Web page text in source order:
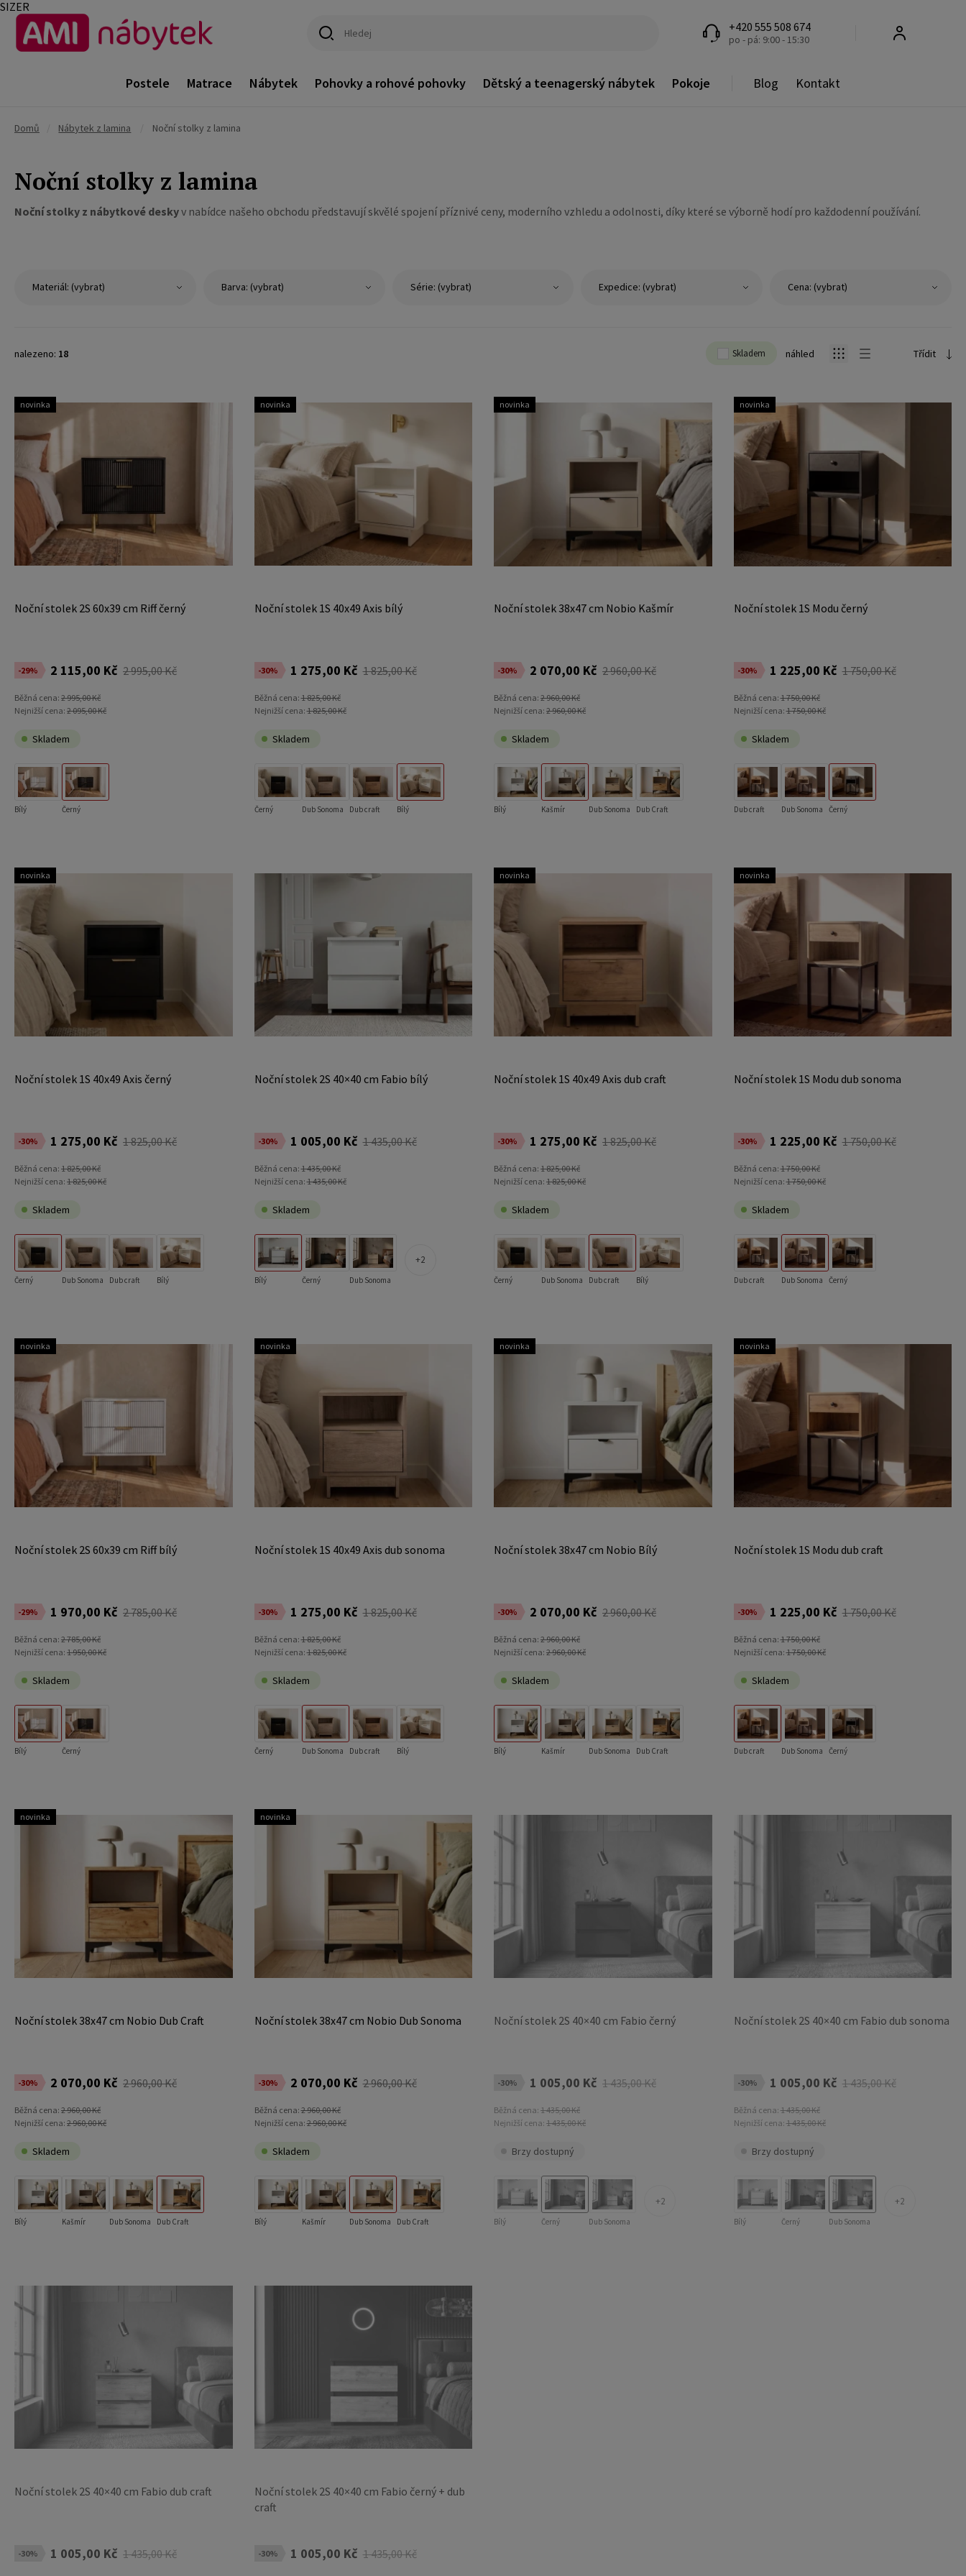
+420 555 508 674
po - pá: 9:00 - 15:30
Postele Matrace Nábytek Pohovky a rohové pohovky Dětský a teenagerský nábytek Pokoje Blog Kontakt
Domů Nábytek z lamina Noční stolky z lamina
Noční stolky z lamina
Noční stolky z nábytkové deskyv nabídce našeho obchodu představují skvělé spojení příznivé ceny, moderního vzhledu a odolnosti, díky které se výborně hodí pro každodenní používání.
Materiál: (vybrat) Barva: (vybrat) Série: (vybrat) Expedice: (vybrat) Cena: (vybrat)
nalezeno: 18 Skladem náhled Třídit
Noční stolek 2S 60x39 cm Riff černý
-29% 2 115,00 Kč 2 995,00 Kč
Běžná cena: 2 995,00 Kč
Nejnižší cena: 2 095,00 Kč
Skladem
Bílý Černý
novinka
Noční stolek 1S 40x49 Axis bílý
-30% 1 275,00 Kč 1 825,00 Kč
Běžná cena:1 825,00 Kč
Nejnižší cena:1 825,00 Kč
Skladem
Černý Dub Sonoma Dub craft Bílý
novinka
Noční stolek 38x47 cm Nobio Kašmír
-30% 2 070,00 Kč 2 960,00 Kč
Běžná cena: 2 960,00 Kč
Nejnižší cena: 2 960,00 Kč
Skladem
Bílý Kašmír Dub Sonoma Dub Craft
novinka
Noční stolek 1S Modu černý
-30% 1 225,00 Kč 1 750,00 Kč
Běžná cena:1 750,00 Kč
Nejnižší cena:1 750,00 Kč
Skladem
Dub craft Dub Sonoma Černý
novinka
Noční stolek 1S 40x49 Axis černý
-30% 1 275,00 Kč 1 825,00 Kč
Běžná cena: 1 825,00 Kč
Nejnižší cena: 1 825,00 Kč
Skladem
Černý Dub Sonoma Dub craft Bílý
novinka
Noční stolek 2S 40×40 cm Fabio bílý
-30% 1 005,00 Kč 1 435,00 Kč
Běžná cena:1 435,00 Kč
Nejnižší cena:1 435,00 Kč
Skladem
Bílý Černý Dub Sonoma
2
Noční stolek 1S 40x49 Axis dub craft
-30% 1 275,00 Kč 1 825,00 Kč
Běžná cena: 1 825,00 Kč
Nejnižší cena: 1 825,00 Kč
Skladem
Černý Dub Sonoma Dub craft Bílý
novinka
Noční stolek 1S Modu dub sonoma
-30% 1 225,00 Kč 1 750,00 Kč
Běžná cena:1 750,00 Kč
Nejnižší cena:1 750,00 Kč
Skladem
Dub craft Dub Sonoma Černý
novinka
Noční stolek 2S 60x39 cm Riff bílý
-29% 1 970,00 Kč 2 785,00 Kč
Běžná cena: 2 785,00 Kč
Nejnižší cena: 1 950,00 Kč
Skladem
Bílý Černý
novinka
Noční stolek 1S 40x49 Axis dub sonoma
-30% 1 275,00 Kč 1 825,00 Kč
Běžná cena:1 825,00 Kč
Nejnižší cena:1 825,00 Kč
Skladem
Černý Dub Sonoma Dub craft Bílý
novinka
Noční stolek 38x47 cm Nobio Bílý
-30% 2 070,00 Kč 2 960,00 Kč
Běžná cena: 2 960,00 Kč
Nejnižší cena: 2 960,00 Kč
Skladem
Bílý Kašmír Dub Sonoma Dub Craft
novinka
Noční stolek 1S Modu dub craft
-30% 1 225,00 Kč 1 750,00 Kč
Běžná cena:1 750,00 Kč
Nejnižší cena:1 750,00 Kč
Skladem
Dub craft Dub Sonoma Černý
novinka
Noční stolek 38x47 cm Nobio Dub Craft
-30% 2 070,00 Kč 2 960,00 Kč
Běžná cena: 2 960,00 Kč
Nejnižší cena: 2 960,00 Kč
Skladem
Bílý Kašmír Dub Sonoma Dub Craft
novinka
Noční stolek 38x47 cm Nobio Dub Sonoma
-30% 2 070,00 Kč 2 960,00 Kč
Běžná cena:2 960,00 Kč
Nejnižší cena:2 960,00 Kč
Skladem
Bílý Kašmír Dub Sonoma Dub Craft
novinka
Noční stolek 2S 40×40 cm Fabio černý
-30% 1 005,00 Kč 1 435,00 Kč
Běžná cena: 1 435,00 Kč
Nejnižší cena: 1 435,00 Kč
Brzy dostupný
Bílý Černý Dub Sonoma
2
Noční stolek 2S 40×40 cm Fabio dub sonoma
-30% 1 005,00 Kč 1 435,00 Kč
Běžná cena: 1 435,00 Kč
Nejnižší cena: 1 435,00 Kč
Brzy dostupný
Bílý Černý Dub Sonoma
2
Noční stolek 2S 40×40 cm Fabio dub craft
-30% 1 005,00 Kč 1 435,00 Kč
Noční stolek 2S 40×40 cm Fabio černý + dub
craft
-30% 1 005,00 Kč 1 435,00 Kč
SIZER